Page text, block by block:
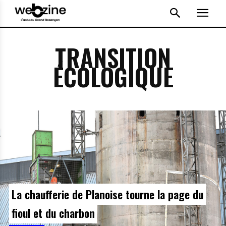
TRANSITION
ÉCOLOGIQUE
La chaufferie de Planoise tourne la page du
fioul et du charbon